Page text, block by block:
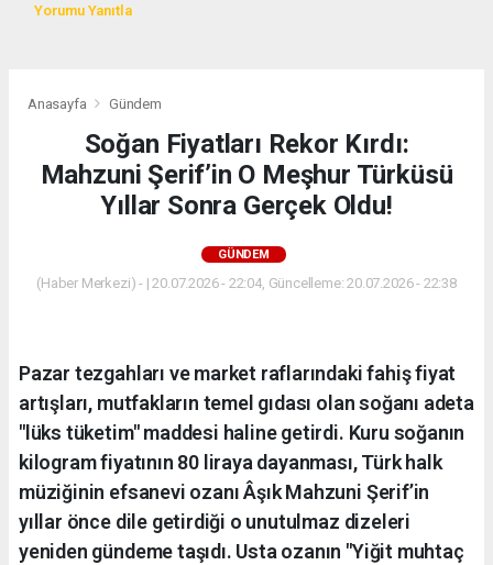
Yorumu Yanıtla
Anasayfa Gündem
Soğan Fiyatları Rekor Kırdı:
Mahzuni Şerif’in O Meşhur Türküsü
Yıllar Sonra Gerçek Oldu!
GÜNDEM
(Haber Merkezi) - | 20.07.2026 - 22:04, Güncelleme: 20.07.2026 - 22:38
Pazar tezgahları ve market raflarındaki fahiş fiyat
artışları, mutfakların temel gıdası olan soğanı adeta
"lüks tüketim" maddesi haline getirdi. Kuru soğanın
kilogram fiyatının 80 liraya dayanması, Türk halk
müziğinin efsanevi ozanı Âşık Mahzuni Şerif’in
yıllar önce dile getirdiği o unutulmaz dizeleri
yeniden gündeme taşıdı. Usta ozanın "Yiğit muhtaç